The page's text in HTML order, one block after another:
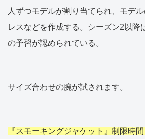
人ずつモデルが割り当てられ、モデ
レスなどを作成する。シーズン2以降
の予習が認められている。
サイズ合わせの腕が試されます。
『スモーキングジャケット』制限時